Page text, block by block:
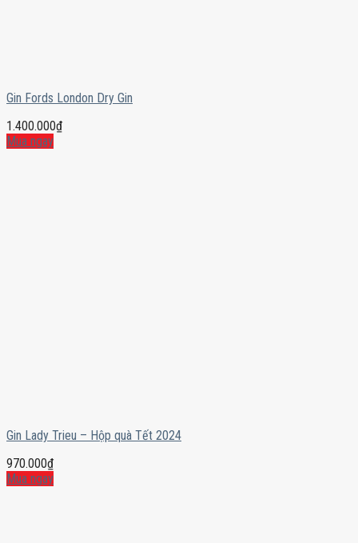
Gin Fords London Dry Gin
1.400.000₫
Mua ngay
Gin Lady Trieu – Hộp quà Tết 2024
970.000₫
Mua ngay